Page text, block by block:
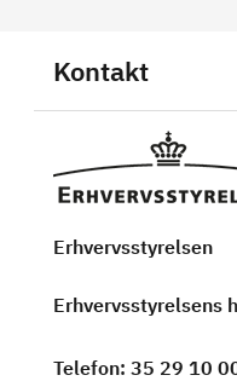
Kontakt
Erhvervsstyrelsen
Erhvervsstyrelsens
Telefon: 35 29 10